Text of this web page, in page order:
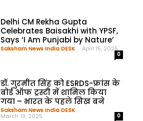
Delhi CM Rekha Gupta
Celebrates Baisakhi with YPSF,
Says ‘I Am Punjabi by Nature’
Saksham News India DESK - April 15, 2025
0
डॉ. गुरमीत सिंह को ESRDS-फ्रांस के
बोर्ड ऑफ ट्रस्टी में शामिल किया
गया – भारत के पहले सिख बने
Saksham News India DESK -
March 19, 2025 0